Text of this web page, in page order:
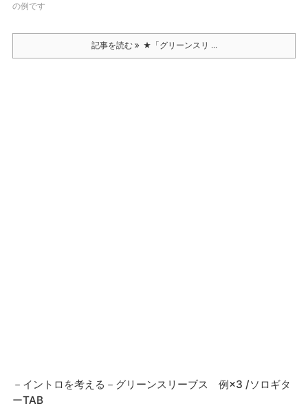
の例です
記事を読む ★「グリーンスリ ...
－イントロを考える－グリーンスリーブス 例×3 /ソロギタ
ーTAB